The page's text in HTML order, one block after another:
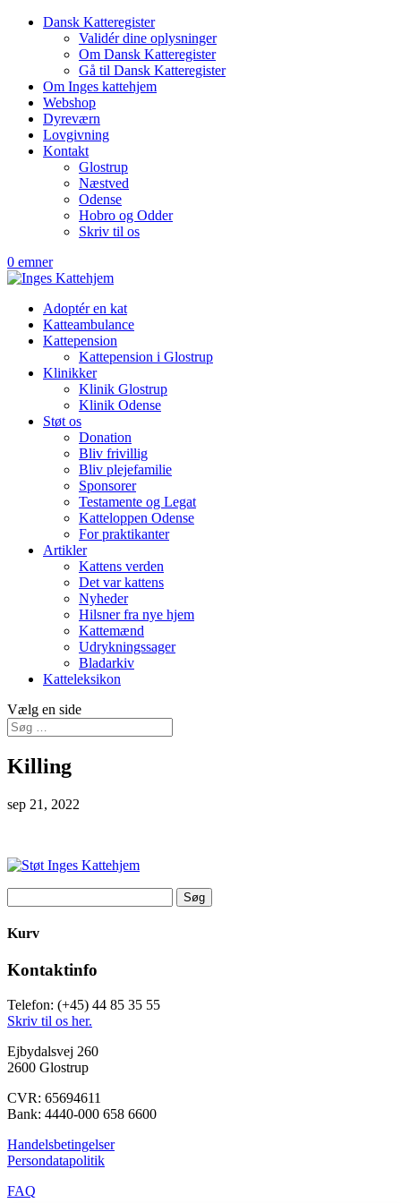
Dansk Katteregister
Validér dine oplysninger
Om Dansk Katteregister
Gå til Dansk Katteregister
Om Inges kattehjem
Webshop
Dyreværn
Lovgivning
Kontakt
Glostrup
Næstved
Odense
Hobro og Odder
Skriv til os
0 emner
Adoptér en kat
Katteambulance
Kattepension
Kattepension i Glostrup
Klinikker
Klinik Glostrup
Klinik Odense
Støt os
Donation
Bliv frivillig
Bliv plejefamilie
Sponsorer
Testamente og Legat
Katteloppen Odense
For praktikanter
Artikler
Kattens verden
Det var kattens
Nyheder
Hilsner fra nye hjem
Kattemænd
Udrykningssager
Bladarkiv
Katteleksikon
Vælg en side
Killing
sep 21, 2022
efter:
Kurv
Kontaktinfo
Telefon: (+45) 44 85 35 55
Skriv til os her.
Ejbydalsvej 260
2600 Glostrup
CVR: 65694611
Bank: 4440-000 658 6600
Handelsbetingelser
Persondatapolitik
FAQ